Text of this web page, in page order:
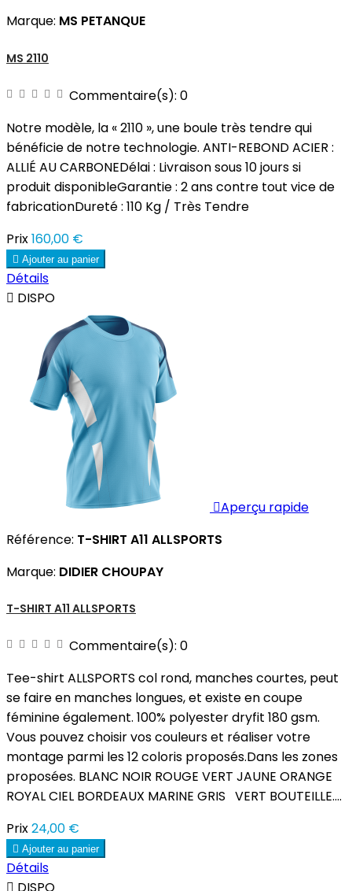
Marque: MS PETANQUE
MS 2110
Commentaire(s): 0
Notre modèle, la « 2110 », une boule très tendre qui
bénéficie de notre technologie. ANTI-REBOND ACIER :
ALLIÉ AU CARBONEDélai : Livraison sous 10 jours si
produit disponibleGarantie : 2 ans contre tout vice de
fabricationDureté : 110 Kg / Très Tendre
Prix160,00 €
 Ajouter au panier
Détails
 DISPO
Aperçu rapide
Référence: T-SHIRT A11 ALLSPORTS
Marque: DIDIER CHOUPAY
T-SHIRT A11 ALLSPORTS
Commentaire(s): 0
Tee-shirt ALLSPORTS col rond, manches courtes, peut
se faire en manches longues, et existe en coupe
féminine également. 100% polyester dryfit 180 gsm.
Vous pouvez choisir vos couleurs et réaliser votre
montage parmi les 12 coloris proposés.Dans les zones
proposées. BLANC NOIR ROUGE VERT JAUNE ORANGE
ROYAL CIEL BORDEAUX MARINE GRIS VERT BOUTEILLE....
Prix24,00 €
 Ajouter au panier
Détails